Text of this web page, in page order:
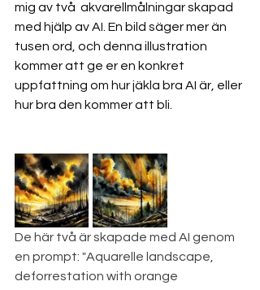
mig av två  akvarellmålningar skapad
med hjälp av AI. En bild säger mer än
tusen ord, och denna illustration
kommer att ge er en konkret
uppfattning om hur jäkla bra AI är, eller
hur bra den kommer att bli.
De här två är skapade med AI genom
en prompt: "Aquarelle landscape,
deforrestation with orange